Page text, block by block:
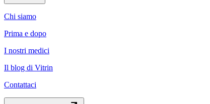
Chi siamo
Prima e dopo
I nostri medici
Il blog di Vitrin
Contattaci